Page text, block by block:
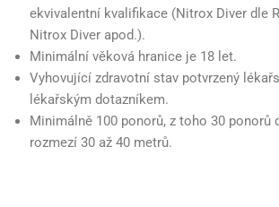
ekvivalentní kvalifikace (Nitrox Diver dle
Nitrox Diver apod.).
Minimální věková hranice je 18 let.
Vyhovující zdravotní stav potvrzený
lékařským dotazníkem.
Minimálně 100 ponorů, z toho 30 ponorů
rozmezí 30 až 40 metrů.